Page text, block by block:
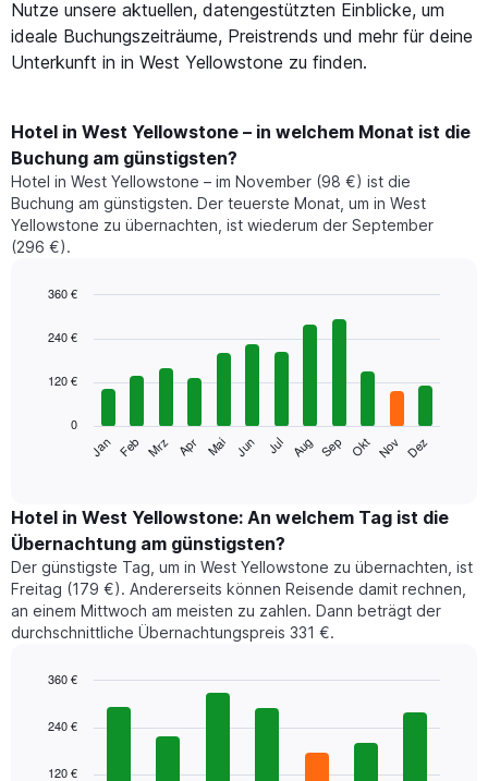
Nutze unsere aktuellen, datengestützten Einblicke, um
ideale Buchungszeiträume, Preistrends und mehr für deine
Unterkunft in in West Yellowstone zu finden.
Hotel in West Yellowstone – in welchem Monat ist die
Buchung am günstigsten?
Hotel in West Yellowstone – im November (98 €) ist die
Buchung am günstigsten. Der teuerste Monat, um in West
Yellowstone zu übernachten, ist wiederum der September
(296 €).
chart
bars.
folgende
den
durchschnittlichen
Zimmerpreis
im
jeweiligen
Monat
an.
Diagramm
graphic.
Jan Feb Mrz Apr Mai Jun Jul Aug Sep Okt Nov Dez
0
120 €
240 €
360 €
Hotel in West Yellowstone: An welchem Tag ist die
Übernachtung am günstigsten?
Der günstigste Tag, um in West Yellowstone zu übernachten, ist
Freitag (179 €). Andererseits können Reisende damit rechnen,
an einem Mittwoch am meisten zu zahlen. Dann beträgt der
durchschnittliche Übernachtungspreis 331 €.
chart
bars.
120 €
240 €
360 €